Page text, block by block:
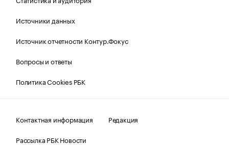
Источники данных
Источник отчетности Контур.Фокус
Вопросы и ответы
Политика Cookies РБК
Контактная информация
Редакция
Рассылка РБК Новости